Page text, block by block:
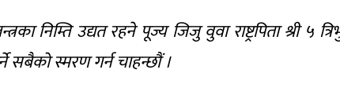
निम्ति उद्यत रहने पूज्य जिजु वुवा राष्ट्रपिता श्री ५
सबैको स्मरण गर्न चाहन्छौं ।